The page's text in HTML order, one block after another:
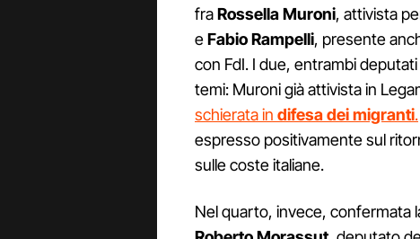
fraRossella Muroni, attivista
eFabio Rampelli, presente
con FdI. I due, entrambi
temi: Muroni già attivista in
schierata in difesa dei migranti.
espresso positivamente sul
sulle coste italiane.
Nel quarto, invece, confermata